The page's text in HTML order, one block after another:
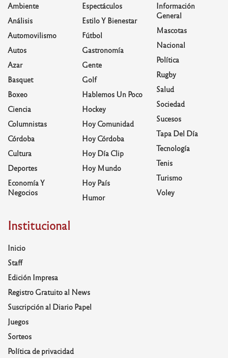
Ambiente
Análisis
Automovilismo
Autos
Azar
Basquet
Boxeo
Ciencia
Columnistas
Córdoba
Cultura
Deportes
Economía Y
Negocios
Espectáculos
Estilo Y Bienestar
Fútbol
Gastronomía
Gente
Golf
Hablemos Un Poco
Hockey
Hoy Comunidad
Hoy Córdoba
Hoy Día Clip
Hoy Mundo
Hoy País
Humor
Información
General
Mascotas
Nacional
Política
Rugby
Salud
Sociedad
Sucesos
Tapa Del Día
Tecnología
Tenis
Turismo
Voley
Institucional
Inicio
Staff
Edición Impresa
Registro Gratuito al News
Suscripción al Diario Papel
Juegos
Sorteos
Política de privacidad